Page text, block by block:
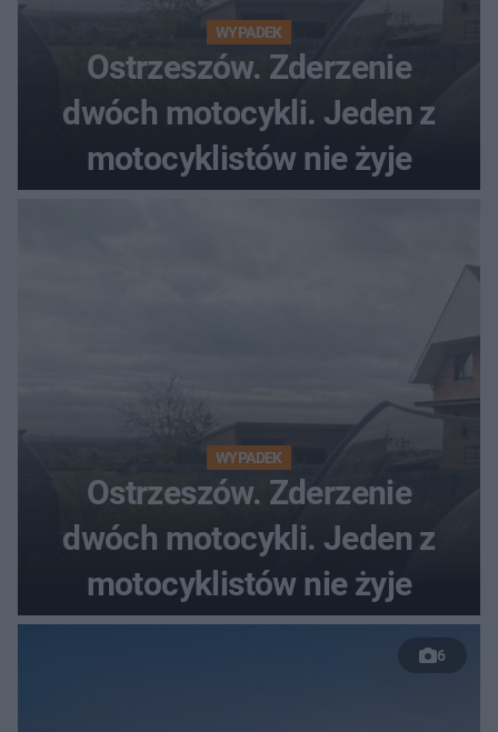
WYPADEK
Ostrzeszów. Zderzenie
dwóch motocykli. Jeden z
motocyklistów nie żyje
WYPADEK
Ostrzeszów. Zderzenie
dwóch motocykli. Jeden z
motocyklistów nie żyje
6